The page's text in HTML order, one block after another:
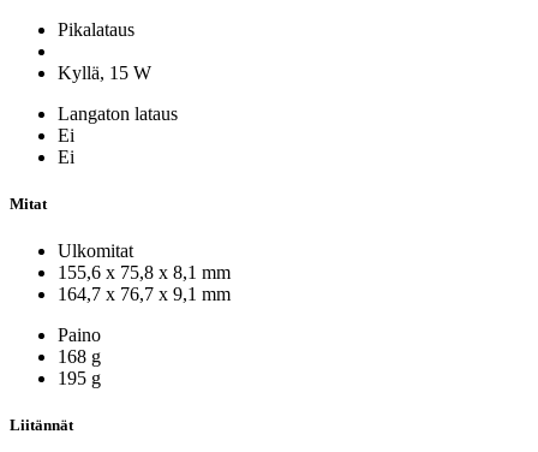
Pikalataus
Kyllä, 15 W
Langaton lataus
Ei
Ei
Mitat
Ulkomitat
155,6 x 75,8 x 8,1 mm
164,7 x 76,7 x 9,1 mm
Paino
168 g
195 g
Liitännät